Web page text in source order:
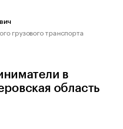
грузового транспорта
в
область